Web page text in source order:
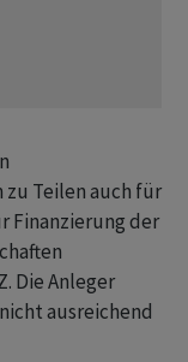
Teilen auch für
Finanzierung der
Die Anleger
ausreichend